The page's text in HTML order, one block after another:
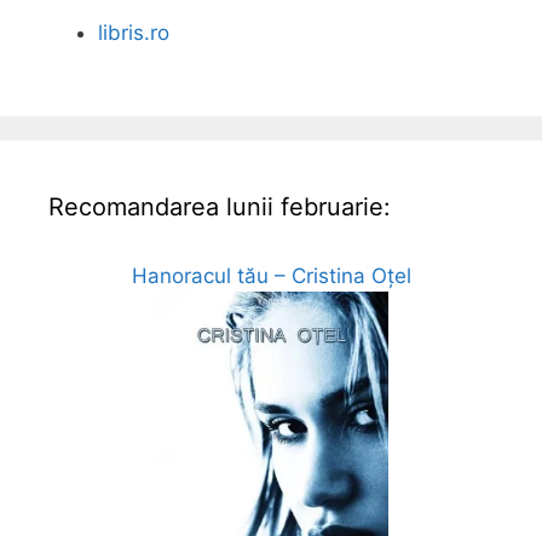
libris.ro
Recomandarea lunii februarie:
Hanoracul tău – Cristina Oțel